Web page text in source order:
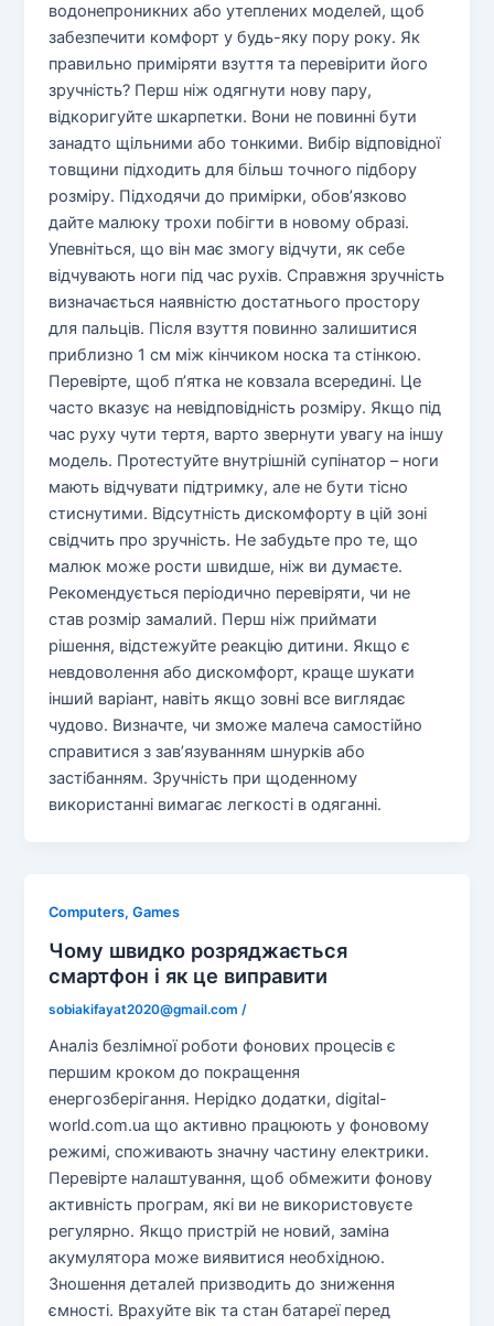
водонепроникних або утеплених моделей, щоб
забезпечити комфорт у будь-яку пору року. Як
правильно приміряти взуття та перевірити його
зручність? Перш ніж одягнути нову пару,
відкоригуйте шкарпетки. Вони не повинні бути
занадто щільними або тонкими. Вибір відповідної
товщини підходить для більш точного підбору
розміру. Підходячи до примірки, обов’язково
дайте малюку трохи побігти в новому образі.
Упевніться, що він має змогу відчути, як себе
відчувають ноги під час рухів. Справжня зручність
визначається наявністю достатнього простору
для пальців. Після взуття повинно залишитися
приблизно 1 см між кінчиком носка та стінкою.
Перевірте, щоб п’ятка не ковзала всередині. Це
часто вказує на невідповідність розміру. Якщо під
час руху чути тертя, варто звернути увагу на іншу
модель. Протестуйте внутрішній супінатор – ноги
мають відчувати підтримку, але не бути тісно
стиснутими. Відсутність дискомфорту в цій зоні
свідчить про зручність. Не забудьте про те, що
малюк може рости швидше, ніж ви думаєте.
Рекомендується періодично перевіряти, чи не
став розмір замалий. Перш ніж приймати
рішення, відстежуйте реакцію дитини. Якщо є
невдоволення або дискомфорт, краще шукати
інший варіант, навіть якщо зовні все виглядає
чудово. Визначте, чи зможе малеча самостійно
справитися з зав’язуванням шнурків або
застібанням. Зручність при щоденному
використанні вимагає легкості в одяганні.
Computers, Games
Чому швидко розряджається
смартфон і як це виправити
sobiakifayat2020@gmail.com /
Аналіз безлімної роботи фонових процесів є
першим кроком до покращення
енергозберігання. Нерідко додатки, digital-
world.com.ua що активно працюють у фоновому
режимі, споживають значну частину електрики.
Перевірте налаштування, щоб обмежити фонову
активність програм, які ви не використовуєте
регулярно. Якщо пристрій не новий, заміна
акумулятора може виявитися необхідною.
Зношення деталей призводить до зниження
ємності. Врахуйте вік та стан батареї перед